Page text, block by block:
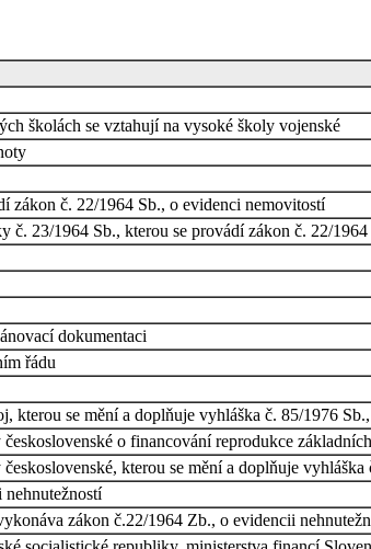
školách se vztahují na vysoké školy vojenské
zákon č. 22/1964 Sb., o evidenci nemovitostí
č. 23/1964 Sb., kterou se provádí zákon č. 22/
dokumentaci
řádu
se mění a doplňuje vyhláška č. 85/1976
o financování reprodukce
kterou se mění a doplňuje
zákon č.22/1964 Zb., o evidencii